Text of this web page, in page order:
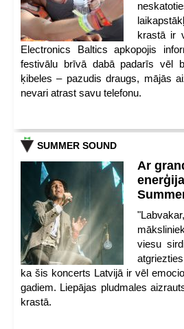
krastā ir
Electronics Baltics apkopojis
festivālu brīvā dabā padarīs vēl
ķibeles – pazudis draugs, mājās
nevari atrast savu telefonu.
SUMMER SOUND
Ar
viesu
ka šis koncerts Latvijā ir vēl
gadiem. Liepājas pludmales
krastā.